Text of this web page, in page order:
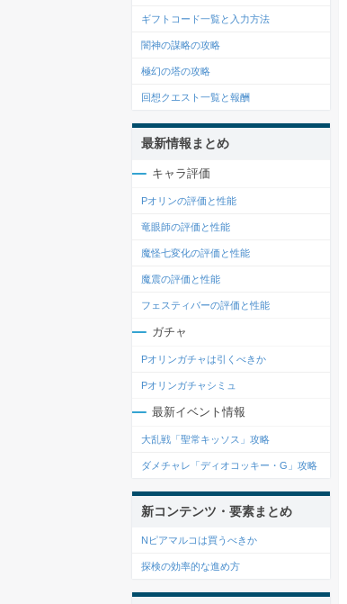
ギフトコード一覧と入力方法
闇神の謀略の攻略
極幻の塔の攻略
回想クエスト一覧と報酬
最新情報まとめ
キャラ評価
Pオリンの評価と性能
竜眼師の評価と性能
魔怪七変化の評価と性能
魔震の評価と性能
フェスティバーの評価と性能
ガチャ
Pオリンガチャは引くべきか
Pオリンガチャシミュ
最新イベント情報
大乱戦「聖常キッソス」攻略
ダメチャレ「ディオコッキー・G」攻略
新コンテンツ・要素まとめ
Nピアマルコは買うべきか
探検の効率的な進め方